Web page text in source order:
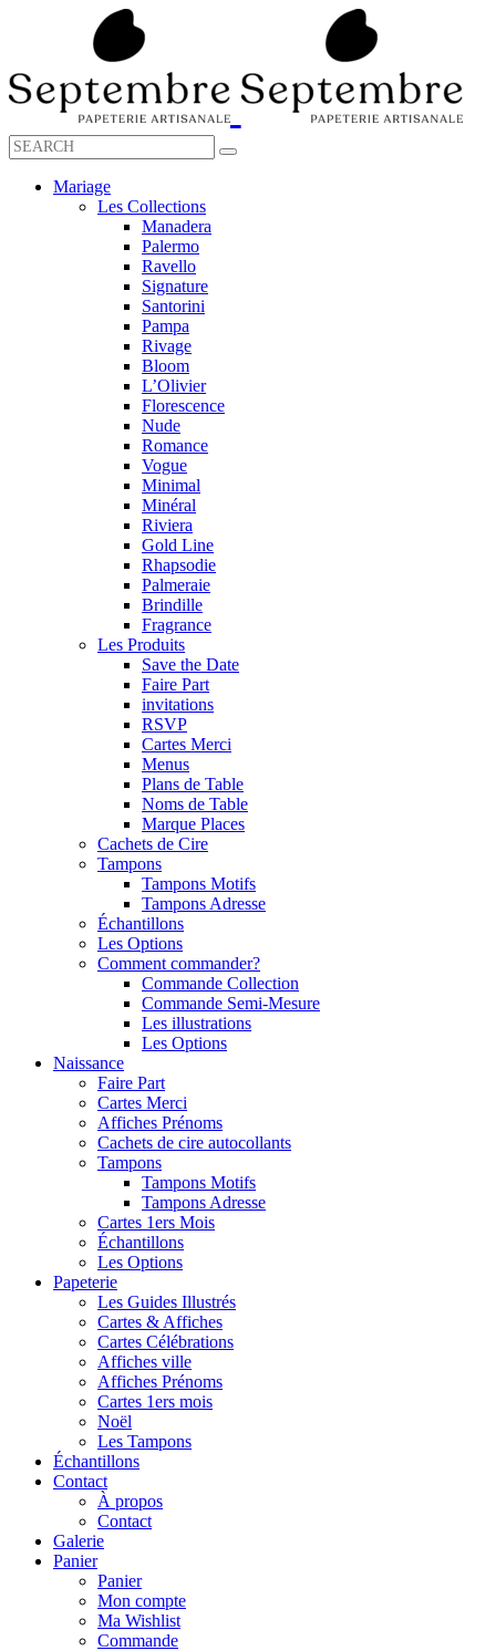
Mariage
Les Collections
Manadera
Palermo
Ravello
Signature
Santorini
Pampa
Rivage
Bloom
L’Olivier
Florescence
Nude
Romance
Vogue
Minimal
Minéral
Riviera
Gold Line
Rhapsodie
Palmeraie
Brindille
Fragrance
Les Produits
Save the Date
Faire Part
invitations
RSVP
Cartes Merci
Menus
Plans de Table
Noms de Table
Marque Places
Cachets de Cire
Tampons
Tampons Motifs
Tampons Adresse
Échantillons
Les Options
Comment commander?
Commande Collection
Commande Semi-Mesure
Les illustrations
Les Options
Naissance
Faire Part
Cartes Merci
Affiches Prénoms
Cachets de cire autocollants
Tampons
Tampons Motifs
Tampons Adresse
Cartes 1ers Mois
Échantillons
Les Options
Papeterie
Les Guides Illustrés
Cartes & Affiches
Cartes Célébrations
Affiches ville
Affiches Prénoms
Cartes 1ers mois
Noël
Les Tampons
Échantillons
Contact
À propos
Contact
Galerie
Panier
Panier
Mon compte
Ma Wishlist
Commande